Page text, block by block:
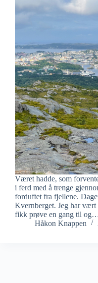
Været hadde, som
i ferd med å trenge
forduftet fra fjellene.
Kvernberget. Jeg har vært
fikk prøve en gang til
Håkon Knappen